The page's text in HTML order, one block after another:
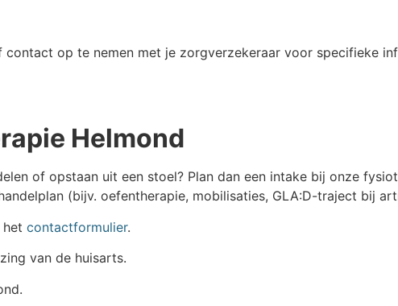
op te nemen met je zorgverzekeraar voor specifieke
Helmond
of opstaan uit een stoel? Plan dan een intake bij onze
(bijv. oefentherapie, mobilisaties, GLA:D-traject bij
contactformulier.
van de huisarts.